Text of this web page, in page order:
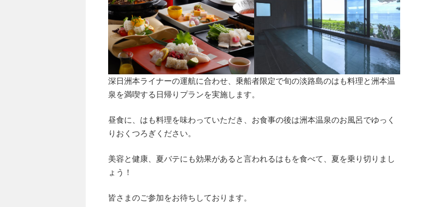
深日洲本ライナーの運航に合わせ、乗船者限定で旬の淡路島のはも料理と洲本温
泉を満喫する日帰りプランを実施します。
昼食に、はも料理を味わっていただき、お食事の後は洲本温泉のお風呂でゆっく
りおくつろぎください。
美容と健康、夏バテにも効果があると言われるはもを食べて、夏を乗り切りまし
ょう！
皆さまのご参加をお待ちしております。